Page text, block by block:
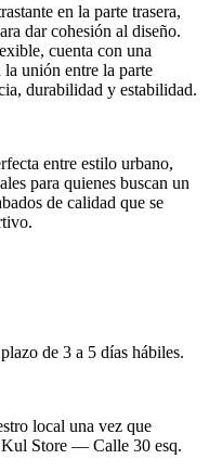
en la parte trasera,
dar cohesión al diseño.
cuenta con una
la unión entre la parte
durabilidad y estabilidad.
entre estilo urbano,
para quienes buscan un
de calidad que se
de 3 a 5 días hábiles.
local una vez que
Kul Store — Calle 30 esq.